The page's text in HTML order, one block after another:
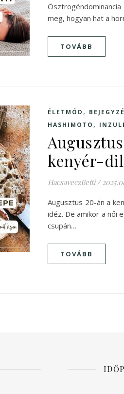
meg, hogyan hat a
TOVÁBB
ÉLETMÓD ,
HASHIMOTO ,
kenyér-
HacsaveczBetti /
Augusztus 20-án a
idéz. De amikor a női
csupán…
TOVÁBB